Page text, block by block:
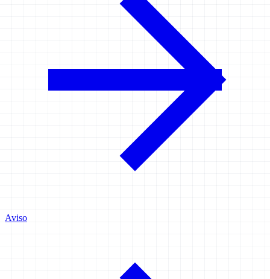
Aviso